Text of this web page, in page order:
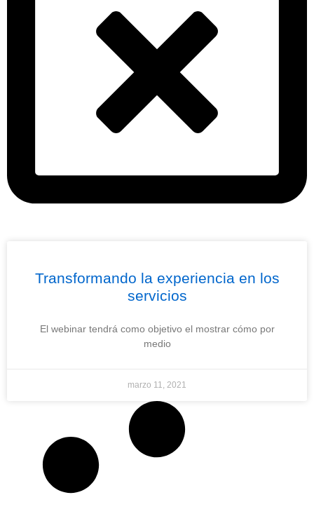
Transformando la experiencia en los
servicios
El webinar tendrá como objetivo el mostrar cómo por
medio
marzo 11, 2021